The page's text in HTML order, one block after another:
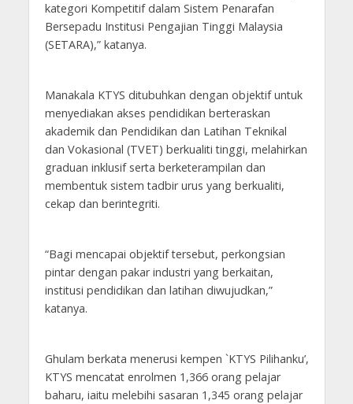
kategori Kompetitif dalam Sistem Penarafan
Bersepadu Institusi Pengajian Tinggi Malaysia
(SETARA),” katanya.
Manakala KTYS ditubuhkan dengan objektif untuk
menyediakan akses pendidikan berteraskan
akademik dan Pendidikan dan Latihan Teknikal
dan Vokasional (TVET) berkualiti tinggi, melahirkan
graduan inklusif serta berketerampilan dan
membentuk sistem tadbir urus yang berkualiti,
cekap dan berintegriti.
“Bagi mencapai objektif tersebut, perkongsian
pintar dengan pakar industri yang berkaitan,
institusi pendidikan dan latihan diwujudkan,”
katanya.
Ghulam berkata menerusi kempen `KTYS Pilihanku’,
KTYS mencatat enrolmen 1,366 orang pelajar
baharu, iaitu melebihi sasaran 1,345 orang pelajar